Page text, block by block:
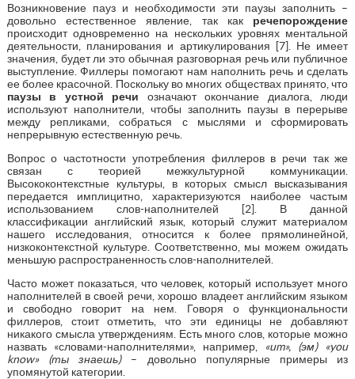
Возникновение пауз и необходимости эти паузы заполнить –
довольно естественное явление, так как речепорождение
происходит одновременно на нескольких уровнях ментальной
деятельности, планирования и артикулирования [7]. Не имеет
значения, будет ли это обычная разговорная речь или публичное
выступление. Филлеры помогают нам наполнить речь и сделать
ее более красочной. Поскольку во многих обществах принято, что
паузы в устной речи означают окончание диалога, люди
используют наполнители, чтобы заполнить паузы в перерыве
между репликами, собраться с мыслями и сформировать
непрерывную естественную речь.
Вопрос о частотности употребления филлеров в речи так же
связан с теорией межкультурной коммуникации.
Высококонтекстные культуры, в которых смысл высказывания
передается имплицитно, характеризуются наиболее частым
использованием слов-наполнителей [2]. В данной
классификации английский язык, который служит материалом
нашего исследования, относится к более прямолинейной,
низкоконтекстной культуре. Соответственно, мы можем ожидать
меньшую распространенность слов-наполнителей.
Часто может показаться, что человек, который использует много
наполнителей в своей речи, хорошо владеет английским языком
и свободно говорит на нем. Говоря о функциональности
филлеров, стоит отметить, что эти единицы не добавляют
никакого смысла утверждениям. Есть много слов, которые можно
назвать «словами-наполнителями», например,
«um», (эм) «you
know» (ты знаешь) – довольно популярные примеры из
упомянутой категории.